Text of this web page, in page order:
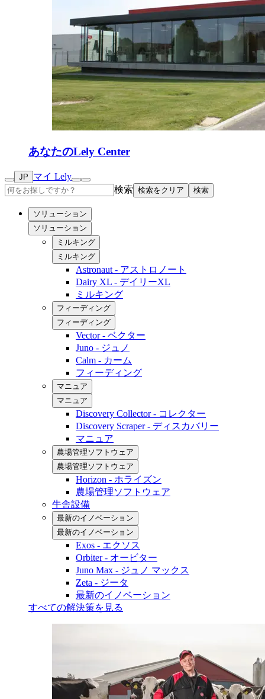
あなたのLely Center
JP
マイ Lely
検索 検索をクリア 検索
ソリューション
ソリューション
ミルキング
ミルキング
Astronaut - アストロノート
Dairy XL - デイリーXL
ミルキング
フィーディング
フィーディング
Vector - ベクター
Juno - ジュノ
Calm - カーム
フィーディング
マニュア
マニュア
Discovery Collector - コレクター
Discovery Scraper - ディスカバリー
マニュア
農場管理ソフトウェア
農場管理ソフトウェア
Horizon - ホライズン
農場管理ソフトウェア
牛舎設備
最新のイノベーション
最新のイノベーション
Exos - エクソス
Orbiter - オービター
Juno Max - ジュノ マックス
Zeta - ジータ
最新のイノベーション
すべての解決策を見る